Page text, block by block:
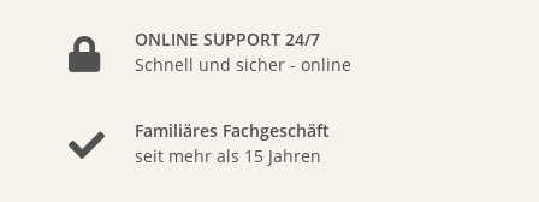
ONLINE SUPPORT 24/7
Schnell und sicher - online
Familiäres Fachgeschäft
seit mehr als 15 Jahren